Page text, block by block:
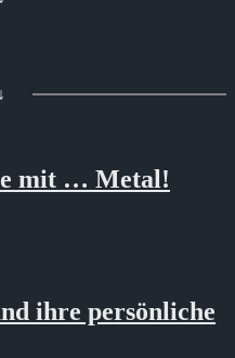
mit … Metal!
ihre persönliche